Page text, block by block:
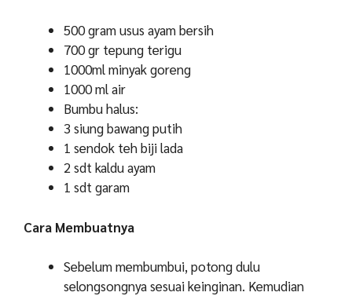
500 gram usus ayam bersih
700 gr tepung terigu
1000ml minyak goreng
1000 ml air
Bumbu halus:
3 siung bawang putih
1 sendok teh biji lada
2 sdt kaldu ayam
1 sdt garam
Cara Membuatnya
Sebelum membumbui, potong dulu
selongsongnya sesuai keinginan. Kemudian